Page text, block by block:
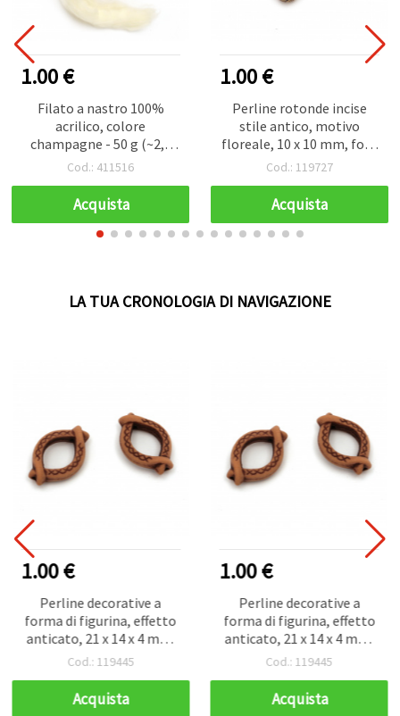
1.00 €
Filato a nastro 100%
acrilico, colore
champagne - 50 g (~2,9
m)
Cod.: 411516
Acquista
1.00 €
Perline rotonde incise
stile antico, motivo
floreale, 10 x 10 mm, foro
2,5 mm, marrone, 50 g
Cod.: 119727
Acquista
LA TUA CRONOLOGIA DI NAVIGAZIONE
1.00 €
Perline decorative a
forma di figurina, effetto
anticato, 21 x 14 x 4 mm,
foro 1,5 mm, marrone - 50
Cod.: 119445
Acquista
1.00 €
Perline decorative a
forma di figurina, effetto
anticato, 21 x 14 x 4 mm,
foro 1,5 mm, marrone - 50
Cod.: 119445
Acquista